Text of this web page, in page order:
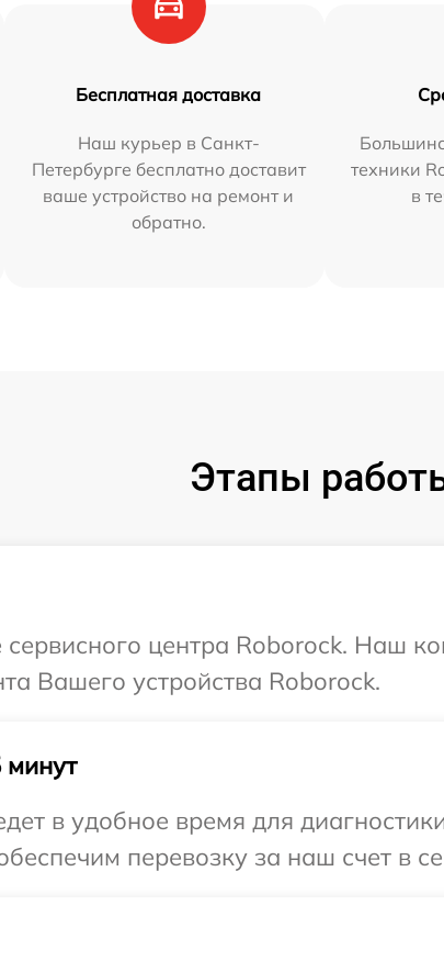
Бесплатная доставка
Наш курьер в Санкт-
Петербурге бесплатно доставит
ваше устройство на ремонт и
обратно.
техники
в
Этапы
сервисного центра Roborock. Наш
Вашего устройства Roborock.
в удобное время для
перевозку за наш счет в